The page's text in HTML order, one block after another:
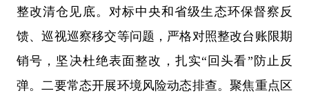
整改清仓见底。对标中央和省级生态环保督察反
馈、巡视巡察移交等问题，严格对照整改台账限期
销号，坚决杜绝表面整改，扎实“回头看”防止反
弹。二要常态开展环境风险动态排查。聚焦重点区